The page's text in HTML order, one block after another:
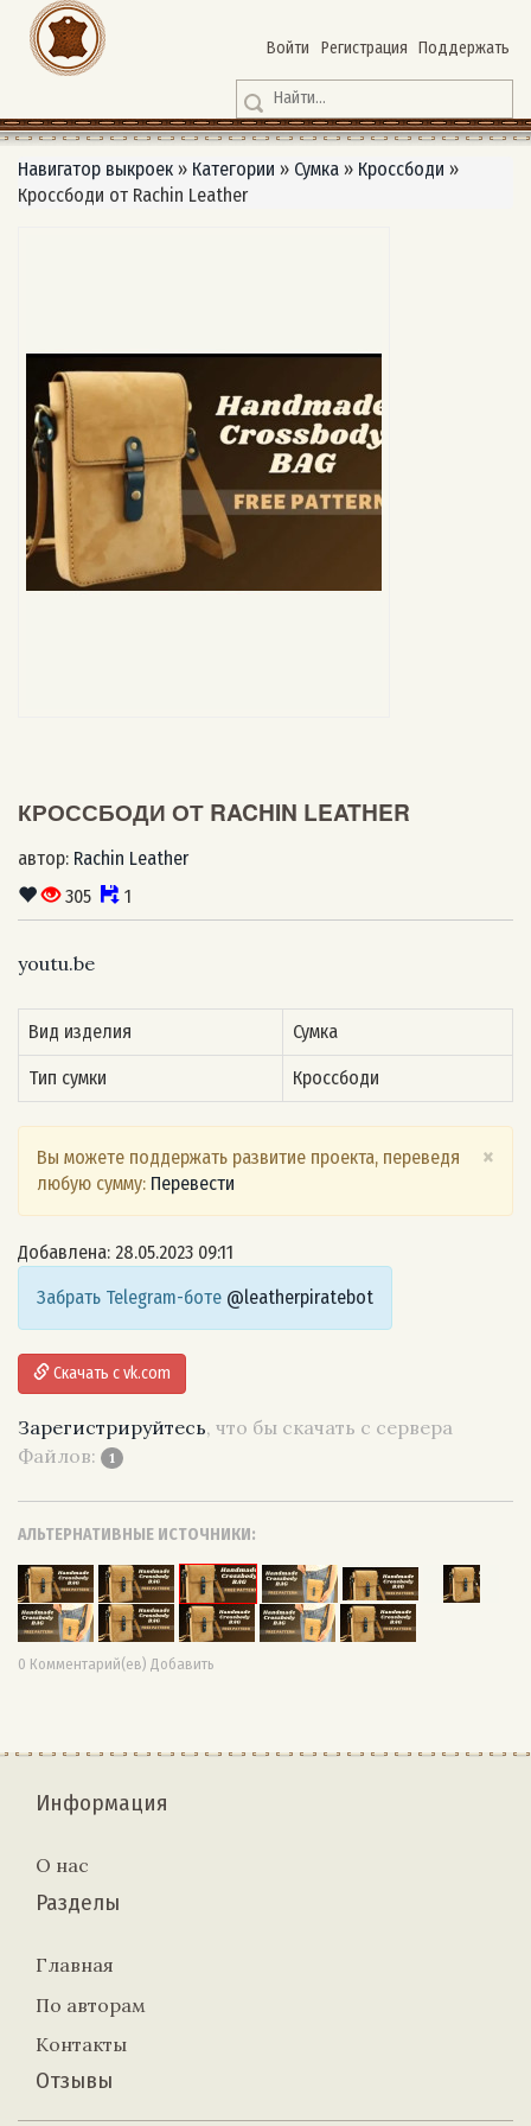
Войти Регистрация Поддержать
Навигатор выкроек » Категории » Сумка » Кроссбоди »
Кроссбоди от Rachin Leather
КРОССБОДИ ОТ RACHIN LEATHER
автор: Rachin Leather
305
1
youtu.be
Вид изделия Сумка
Тип сумки Кроссбоди
×
Вы можете поддержать развитие проекта, переведя
любую сумму: Перевести
Добавлена: 28.05.2023 09:11
Забрать Telegram-боте @leatherpiratebot
Скачать с vk.com
Зарегистрируйтесь, что бы скачать с сервера
Файлов:
1
АЛЬТЕРНАТИВНЫЕ ИСТОЧНИКИ:
0 Комментарий(ев) Добавить
Информация
О нас
Разделы
Главная
По авторам
Контакты
Отзывы